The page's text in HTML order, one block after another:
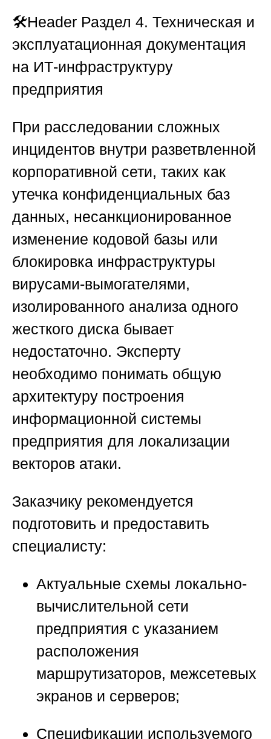
🛠Header Раздел 4. Техническая и
эксплуатационная документация
на ИТ-инфраструктуру
предприятия
При расследовании сложных
инцидентов внутри разветвленной
корпоративной сети, таких как
утечка конфиденциальных баз
данных, несанкционированное
изменение кодовой базы или
блокировка инфраструктуры
вирусами-вымогателями,
изолированного анализа одного
жесткого диска бывает
недостаточно. Эксперту
необходимо понимать общую
архитектуру построения
информационной системы
предприятия для локализации
векторов атаки.
Заказчику рекомендуется
подготовить и предоставить
специалисту:
Актуальные схемы локально-
вычислительной сети
предприятия с указанием
расположения
маршрутизаторов, межсетевых
экранов и серверов;
Спецификации используемого